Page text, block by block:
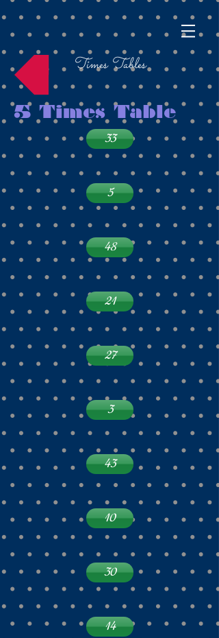
5 Times Table
Times Tables
30
14
43
10
27
3
48
21
5
33